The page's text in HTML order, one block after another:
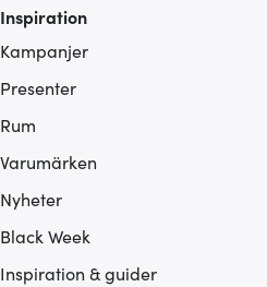
Inspiration
Kampanjer
Presenter
Rum
Varumärken
Nyheter
Black Week
Inspiration & guider